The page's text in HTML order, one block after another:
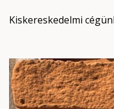
Kiskereskedelmi